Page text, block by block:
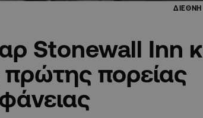
ΔΙΕΘΝΗ
Stonewall Inn
πορείας